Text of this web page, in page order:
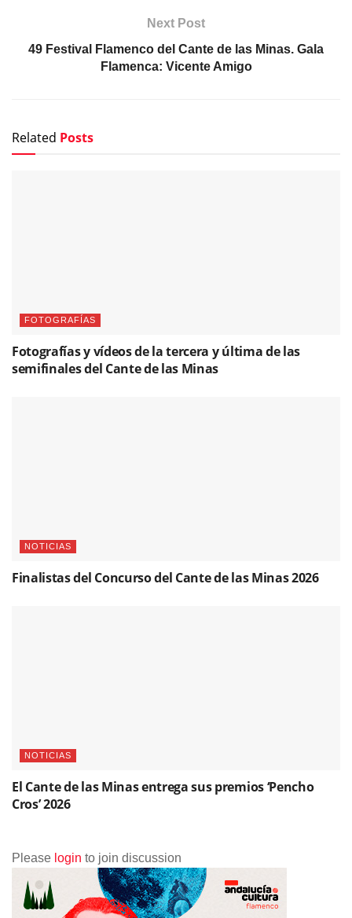
Next Post
49 Festival Flamenco del Cante de las Minas. Gala
Flamenca: Vicente Amigo
Related Posts
FOTOGRAFÍAS
Fotografías y vídeos de la tercera y última de las
semifinales del Cante de las Minas
NOTICIAS
Finalistas del Concurso del Cante de las Minas 2026
NOTICIAS
El Cante de las Minas entrega sus premios ‘Pencho
Cros’ 2026
Please login to join discussion